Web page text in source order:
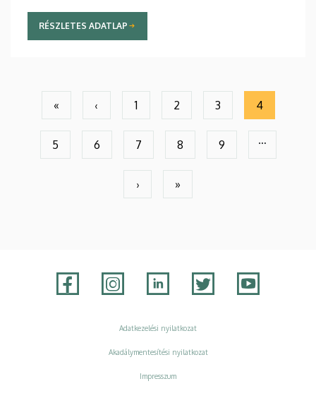
RÉSZLETES ADATLAP
Első
oldal
«
Előző
oldal
‹
Page
1
Page
2
Page
3
Jelenlegi
oldal
4
Page
5
Page
6
Page
7
Page
8
Page
9 …
Következő
›
Utolsó
»
Adatkezelési nyilatkozat
Akadálymentesítési nyilatkozat
Impresszum